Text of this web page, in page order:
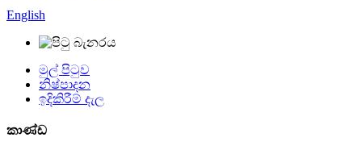
English
මුල් පිටුව
නිෂ්පාදන
ඉදිකිරීම් දැල
කාණ්ඩ